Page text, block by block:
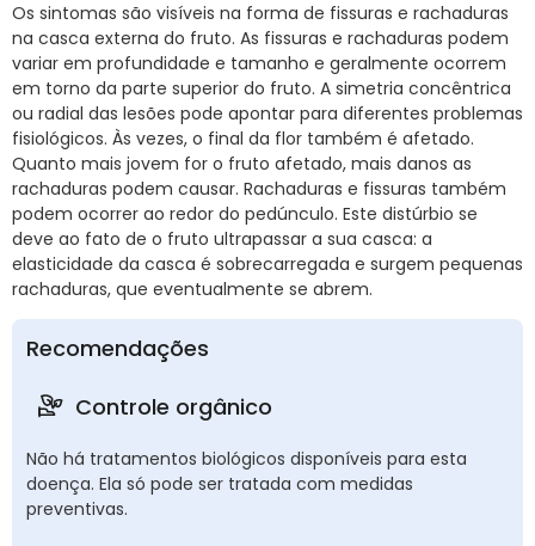
Os sintomas são visíveis na forma de fissuras e rachaduras
na casca externa do fruto. As fissuras e rachaduras podem
variar em profundidade e tamanho e geralmente ocorrem
em torno da parte superior do fruto. A simetria concêntrica
ou radial das lesões pode apontar para diferentes problemas
fisiológicos. Às vezes, o final da flor também é afetado.
Quanto mais jovem for o fruto afetado, mais danos as
rachaduras podem causar. Rachaduras e fissuras também
podem ocorrer ao redor do pedúnculo. Este distúrbio se
deve ao fato de o fruto ultrapassar a sua casca: a
elasticidade da casca é sobrecarregada e surgem pequenas
rachaduras, que eventualmente se abrem.
Recomendações
Controle orgânico
Não há tratamentos biológicos disponíveis para esta
doença. Ela só pode ser tratada com medidas
preventivas.